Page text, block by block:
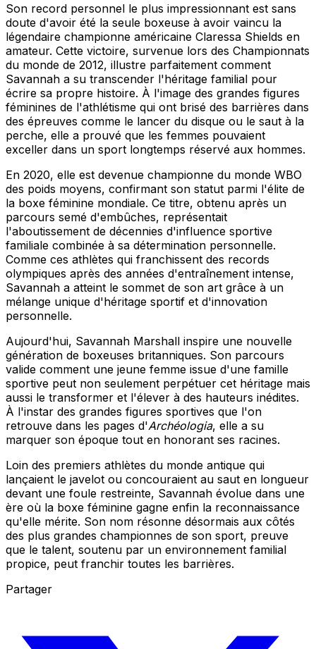
Son record personnel le plus impressionnant est sans
doute d'avoir été la seule boxeuse à avoir vaincu la
légendaire championne américaine Claressa Shields en
amateur. Cette victoire, survenue lors des Championnats
du monde de 2012, illustre parfaitement comment
Savannah a su transcender l'héritage familial pour
écrire sa propre histoire. À l'image des grandes figures
féminines de l'athlétisme qui ont brisé des barrières dans
des épreuves comme le lancer du disque ou le saut à la
perche, elle a prouvé que les femmes pouvaient
exceller dans un sport longtemps réservé aux hommes.
En 2020, elle est devenue championne du monde WBO
des poids moyens, confirmant son statut parmi l'élite de
la boxe féminine mondiale. Ce titre, obtenu après un
parcours semé d'embûches, représentait
l'aboutissement de décennies d'influence sportive
familiale combinée à sa détermination personnelle.
Comme ces athlètes qui franchissent des records
olympiques après des années d'entraînement intense,
Savannah a atteint le sommet de son art grâce à un
mélange unique d'héritage sportif et d'innovation
personnelle.
Aujourd'hui, Savannah Marshall inspire une nouvelle
génération de boxeuses britanniques. Son parcours
valide comment une jeune femme issue d'une famille
sportive peut non seulement perpétuer cet héritage mais
aussi le transformer et l'élever à des hauteurs inédites.
À l'instar des grandes figures sportives que l'on
retrouve dans les pages d'Archéologia, elle a su
marquer son époque tout en honorant ses racines.
Loin des premiers athlètes du monde antique qui
lançaient le javelot ou concouraient au saut en longueur
devant une foule restreinte, Savannah évolue dans une
ère où la boxe féminine gagne enfin la reconnaissance
qu'elle mérite. Son nom résonne désormais aux côtés
des plus grandes championnes de son sport, preuve
que le talent, soutenu par un environnement familial
propice, peut franchir toutes les barrières.
Partager